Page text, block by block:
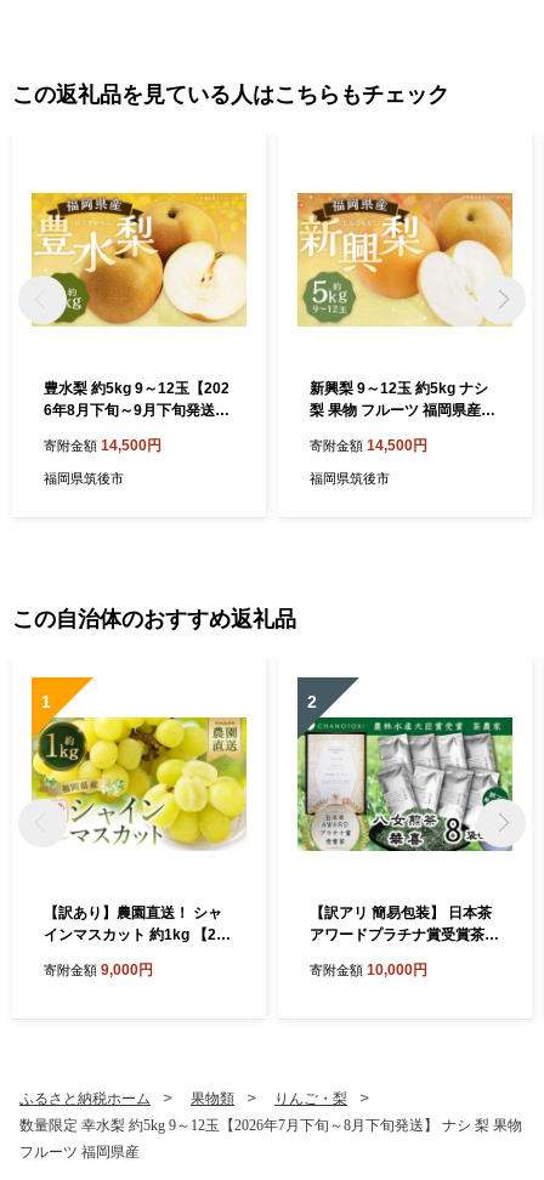
この返礼品を見ている人はこちらもチェック
豊水梨 約5kg 9～12玉【202
6年8月下旬～9月下旬発送】
産
寄附金額 14,500円
福岡県筑後市
新興梨 9～12玉 約5kg ナシ
梨 果物 フルーツ 福岡県産
に順次発送予定】
寄附金額 14,500円
福岡県筑後市
この自治体のおすすめ返礼品
1
【訳あり】農園直送！ シャ
インマスカット 約1kg 【202
送予定】 ぶどう マスカット
寄附金額 9,000円
2
【訳アリ 簡易包装】 日本茶
アワードプラチナ賞受賞茶
「煎茶 華喜 hanayagi」 80g
寄附金額 10,000円
ふるさと納税ホーム 果物類
りんご・梨
数量限定 幸水梨 約5kg 9～12玉【2026年7月下旬～8月下旬発送】 ナシ 梨 果物
フルーツ 福岡県産